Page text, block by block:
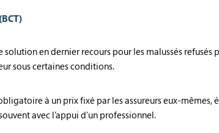
solution en dernier recours pour les malussés refusés
sous certaines conditions.
à un prix fixé par les assureurs eux-mêmes,
avec l’appui d’un professionnel.